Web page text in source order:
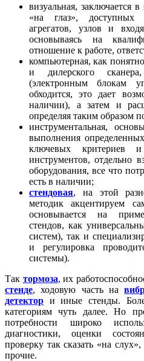
визуальная, заключается
«на глаз», доступных
агрегатов, узлов и
основываясь на
отношение к работе,
компьютерная, как
и дилерского
(электронным блокам
обходится, это дает
наличии), а затем и
определяя таким образом
инструментальная,
выполнения
ключевых критериев и
инструментов, отдельно
оборудования, все что
есть в наличии;
стендовая, на этой
методик акцентируем
основывается на
стендов, как
систем), так и
и регулировка
системы).
Так тормоза, их
стенде, ходовую часть на
детектор и иные стенды.
категориям чуть далее. Но
потребности широко
диагностики, оценки
проверку так сказать «на
прочие.